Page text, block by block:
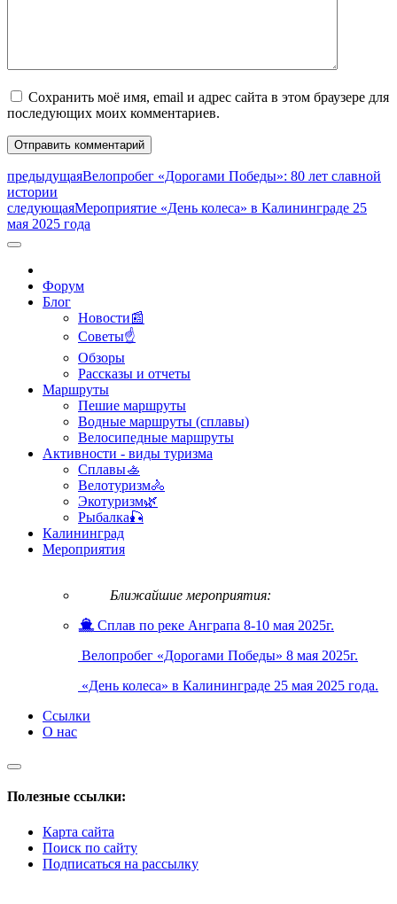
Сохранить моё имя, email и адрес сайта в этом браузере для
последующих моих комментариев.
предыдущаяВелопробег «Дорогами Победы»: 80 лет славной
истории
следующаяМероприятие «День колеса» в Калининграде 25
мая 2025 года
Форум
Блог
Новости📰
Советы☝
Обзоры
Рассказы и отчеты
Маршруты
Пешие маршруты
Водные маршруты (сплавы)
Велосипедные маршруты
Активности - виды туризма
Сплавы🚣
Велотуризм🚴
Экотуризм🌿
Рыбалка🎣
Калининград
Мероприятия
Ближайшие мероприятия:
Сплав по реке Анграпа 8-10 мая 2025г.
Велопробег «Дорогами Победы» 8 мая 2025г.
«День колеса» в Калининграде 25 мая 2025 года.
Ссылки
О нас
Полезные ссылки:
Карта сайта
Поиск по сайту
Подписаться на рассылку